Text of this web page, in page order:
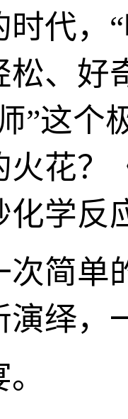
时代，
、好
”这个
花？
化学反
次简单
演绎，